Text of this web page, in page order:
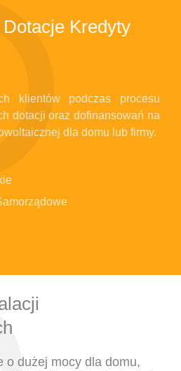
Kredyty
klientów podczas procesu
dotacji oraz dofinansowań na
dla domu lub firmy.
o dużej mocy dla domu,